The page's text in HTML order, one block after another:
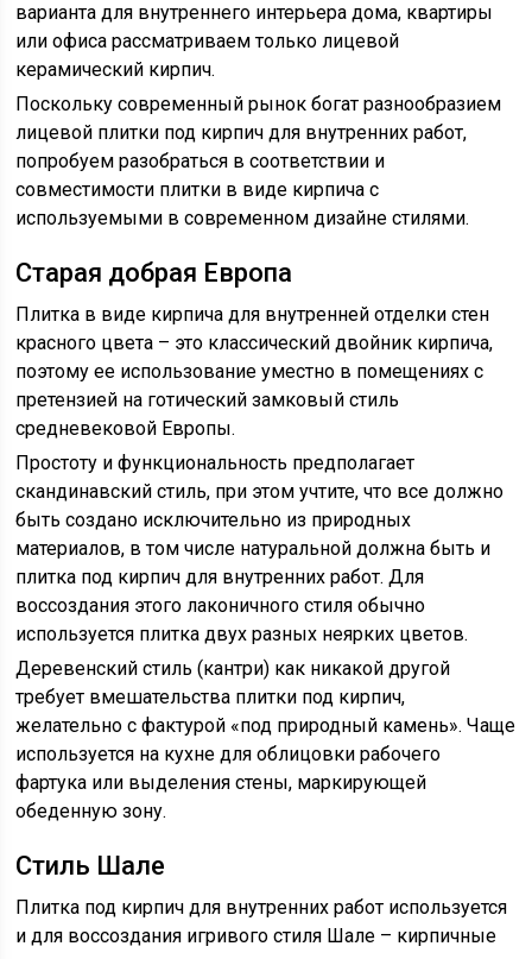
варианта для внутреннего интерьера дома, квартиры
или офиса рассматриваем только лицевой
керамический кирпич.
Поскольку современный рынок богат разнообразием
лицевой плитки под кирпич для внутренних работ,
попробуем разобраться в соответствии и
совместимости плитки в виде кирпича с
используемыми в современном дизайне стилями.
Старая добрая Европа
Плитка в виде кирпича для внутренней отделки стен
красного цвета – это классический двойник кирпича,
поэтому ее использование уместно в помещениях с
претензией на готический замковый стиль
средневековой Европы.
Простоту и функциональность предполагает
скандинавский стиль, при этом учтите, что все должно
быть создано исключительно из природных
материалов, в том числе натуральной должна быть и
плитка под кирпич для внутренних работ. Для
воссоздания этого лаконичного стиля обычно
используется плитка двух разных неярких цветов.
Деревенский стиль (кантри) как никакой другой
требует вмешательства плитки под кирпич,
желательно с фактурой «под природный камень». Чаще
используется на кухне для облицовки рабочего
фартука или выделения стены, маркирующей
обеденную зону.
Стиль Шале
Плитка под кирпич для внутренних работ используется
и для воссоздания игривого стиля Шале – кирпичные